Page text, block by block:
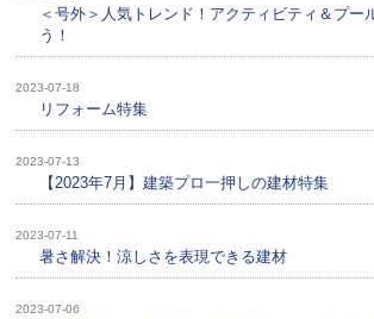
＜号外＞人気トレンド！アクティビティ＆プー
う！
2023-07-18
リフォーム特集
2023-07-13
【2023年7月】建築プロ一押しの建材特集
2023-07-11
暑さ解決！涼しさを表現できる建材
2023-07-06